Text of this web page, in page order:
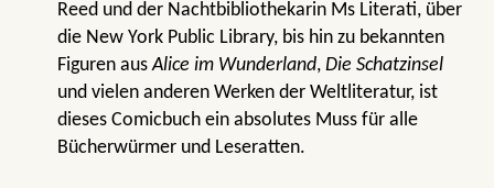
Reed und der Nachtbibliothekarin Ms Literati, über
die New York Public Library, bis hin zu bekannten
Figuren ausAlice im Wunderland, Die Schatzinsel
und vielen anderen Werken der Weltliteratur, ist
dieses Comicbuch ein absolutes Muss für alle
Bücherwürmer und Leseratten.